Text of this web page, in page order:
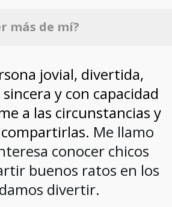
más de mí?
jovial, divertida,
y con capacidad
a las circunstancias y
Me llamo
conocer chicos
buenos ratos en los
divertir.